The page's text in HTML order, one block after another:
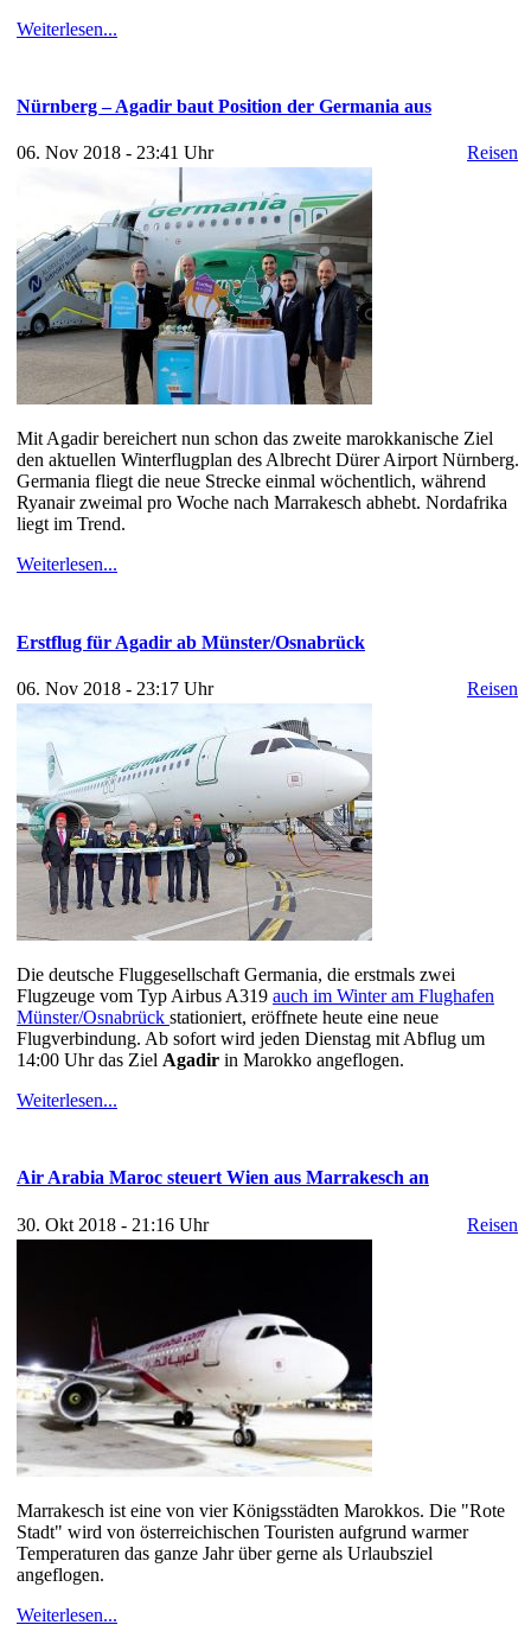
Weiterlesen...
Nürnberg – Agadir baut Position der Germania aus
06. Nov 2018 - 23:41 Uhr Reisen
Mit Agadir bereichert nun schon das zweite marokkanische Ziel
den aktuellen Winterflugplan des Albrecht Dürer Airport Nürnberg.
Germania fliegt die neue Strecke einmal wöchentlich, während
Ryanair zweimal pro Woche nach Marrakesch abhebt. Nordafrika
liegt im Trend.
Weiterlesen...
Erstflug für Agadir ab Münster/Osnabrück
06. Nov 2018 - 23:17 Uhr Reisen
Die deutsche Fluggesellschaft Germania, die erstmals zwei
Flugzeuge vom Typ Airbus A319 auch im Winter am Flughafen
Münster/Osnabrück stationiert, eröffnete heute eine neue
Flugverbindung. Ab sofort wird jeden Dienstag mit Abflug um
14:00 Uhr das Ziel Agadir in Marokko angeflogen.
Weiterlesen...
Air Arabia Maroc steuert Wien aus Marrakesch an
30. Okt 2018 - 21:16 Uhr Reisen
Marrakesch ist eine von vier Königsstädten Marokkos. Die "Rote
Stadt" wird von österreichischen Touristen aufgrund warmer
Temperaturen das ganze Jahr über gerne als Urlaubsziel
angeflogen.
Weiterlesen...